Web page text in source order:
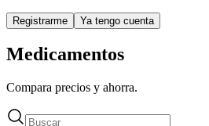
Registrarme Ya tengo cuenta
Medicamentos
Compara precios y ahorra.